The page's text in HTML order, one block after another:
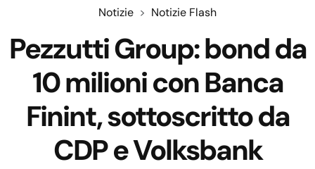
Notizie Notizie Flash
Pezzutti Group: bond da
10 milioni con Banca
Finint, sottoscritto da
CDP e Volksbank